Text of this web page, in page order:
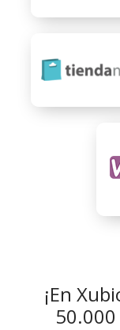
¡En